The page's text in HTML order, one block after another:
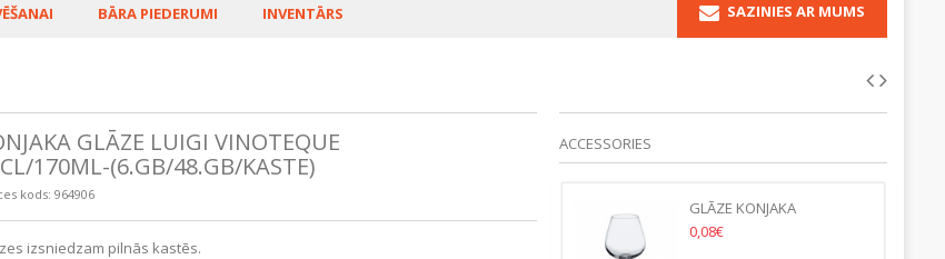
BĀRA PIEDERUMI INVENTĀRS SAZINIES AR MUMS
GLĀZE LUIGI VINOTEQUE
170ML-(6.GB/48.GB/KASTE)
kods: 964906
izsniedzam pilnās kastēs.
ACCESSORIES
400ML-(6.GB/KASTE)
GLĀZE KONJAKA
DEGUSTATION 15CL/150ML-
(45.GB/KASTE)
0,08€